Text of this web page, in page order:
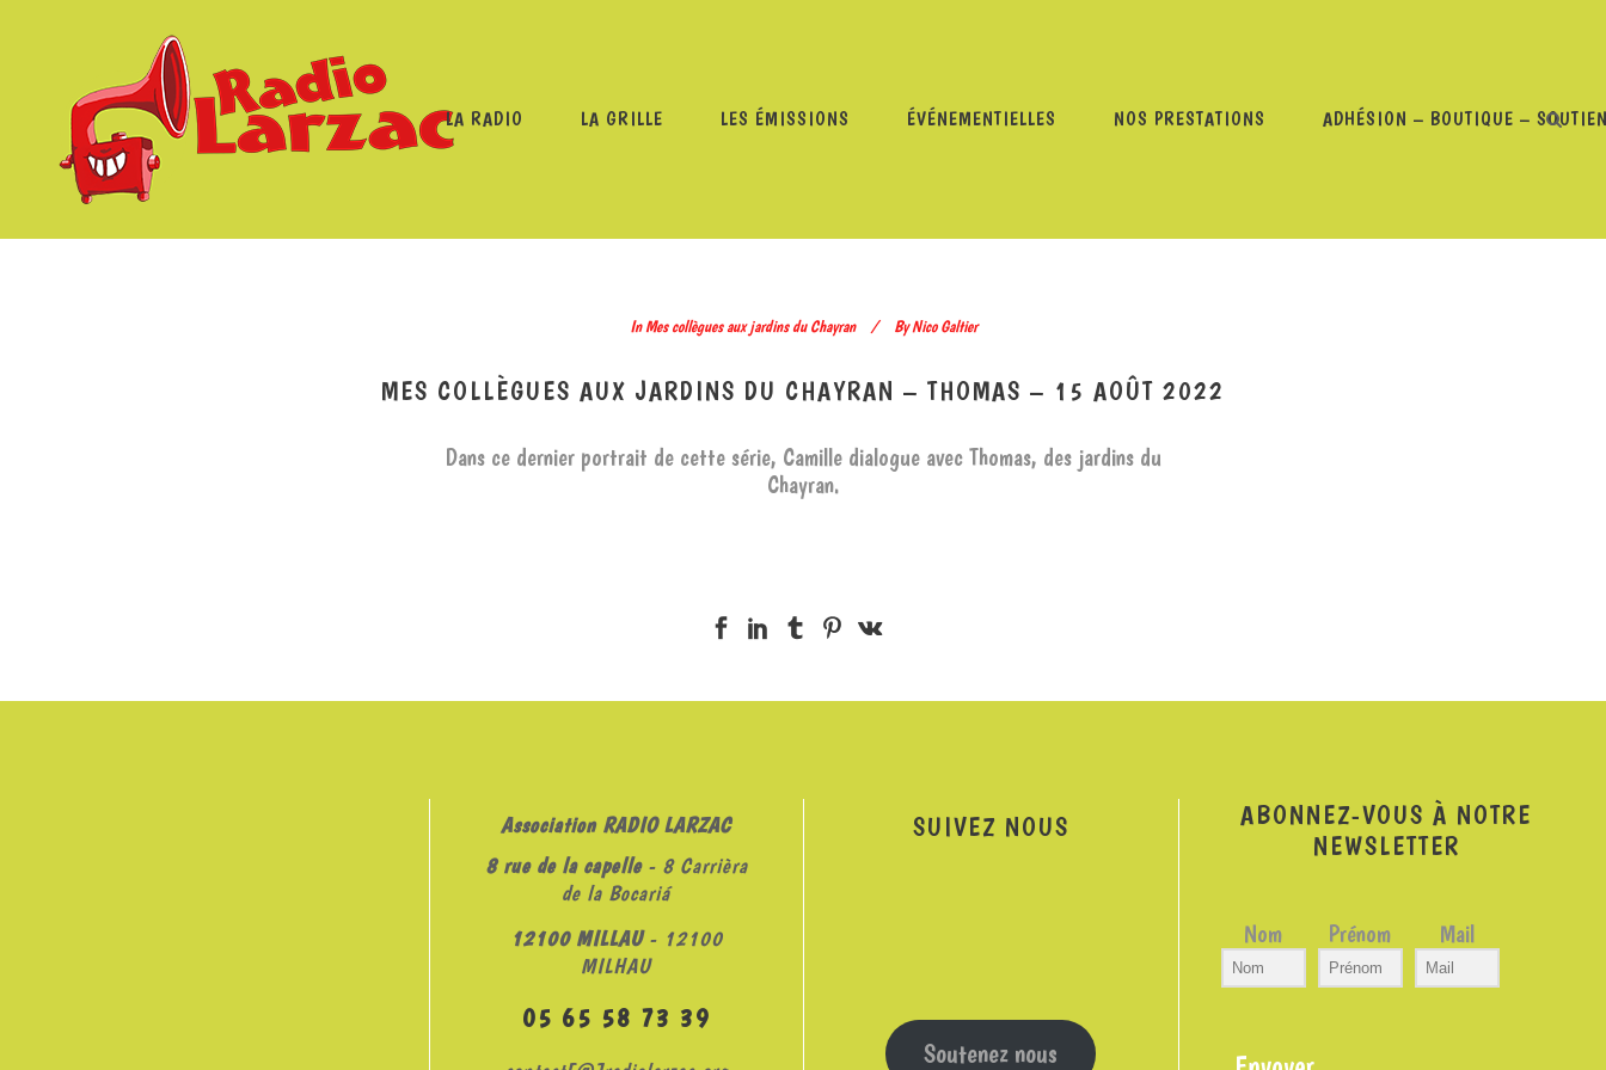
LA RADIO LA GRILLE LES ÉMISSIONS ÉVÉNEMENTIELLES NOS PRESTATIONS ADHÉSION – BOUTIQUE –
RADIO LARZAC
In Mes collègues aux jardins du Chayran By Nico Galtier
MES COLLÈGUES AUX JARDINS DU CHAYRAN – THOMAS – 15 AOÛT 2022
Dans ce dernier portrait de cette série, Camille dialogue avec Thomas, des jardins du
Chayran.
Association RADIO LARZAC
8 rue de la capelle- 8 Carrièra
de la Bocariá
12100 MILLAU- 12100
MILHAU
05 65 58 73 39
SUIVEZ NOUS
Soutenez nous
ABONNEZ-VOUS À NOTRE
NEWSLETTER
Nom Prénom Mail